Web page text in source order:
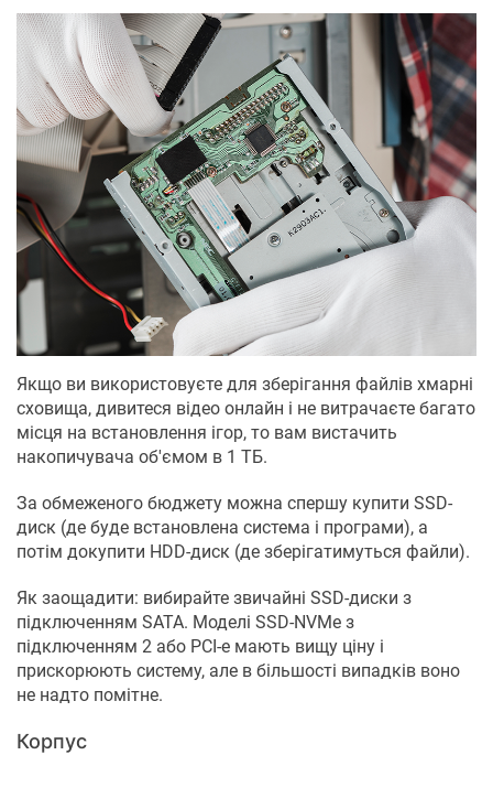
Якщо ви використовуєте для зберігання файлів хмарні
сховища, дивитеся відео онлайн і не витрачаєте багато
місця на встановлення ігор, то вам вистачить
накопичувача об'ємом в 1 ТБ.
За обмеженого бюджету можна спершу купити SSD-
диск (де буде встановлена система і програми), а
потім докупити HDD-диск (де зберігатимуться файли).
Як заощадити: вибирайте звичайні SSD-диски з
підключенням SATA. Моделі SSD-NVMe з
підключенням 2 або PCI-e мають вищу ціну і
прискорюють систему, але в більшості випадків воно
не надто помітне.
Корпус